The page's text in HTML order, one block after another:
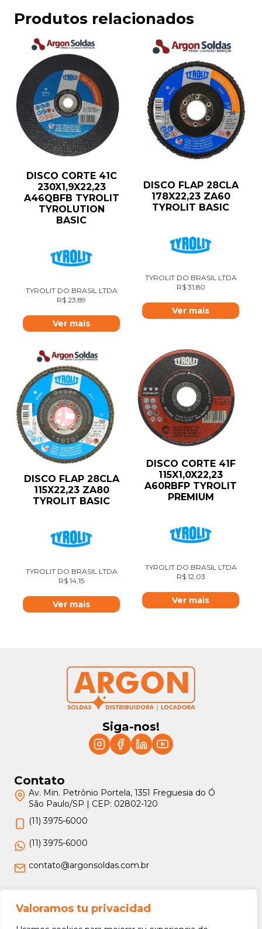
Valoramos tu privacidad
Produtos relacionados
DISCO CORTE 41C
230X1,9X22,23
A46QBFB TYROLIT
TYROLUTION
BASIC
TYROLIT DO BRASIL LTDA
R$ 23,89
Ver mais
DISCO FLAP 28CLA
178X22,23 ZA60
TYROLIT BASIC
TYROLIT DO BRASIL LTDA
R$31,80
Ver mais
DISCO FLAP 28CLA
115X22,23 ZA80
TYROLIT BASIC
TYROLIT DO BRASIL LTDA
R$ 14,15
Ver mais
DISCO CORTE 41F
115X1,0X22,23
A60RBFP TYROLIT
PREMIUM
TYROLIT DO BRASIL LTDA
R$12,03
Ver mais
Siga-nos!
Contato
Av. Min. Petrônio Portela, 1351 Freguesia do Ó
São Paulo/SP | CEP: 02802-120
(11) 3975-6000
(11) 3975-6000
contato@argonsoldas.com.br
Jurídico
Termos e Condições